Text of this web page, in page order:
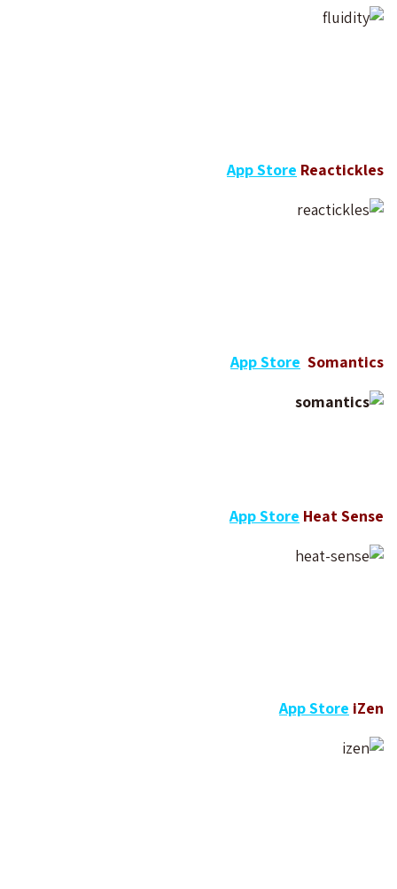
App Store Reactickles
App Store Somantics
App Store Heat Sense
App Store iZen